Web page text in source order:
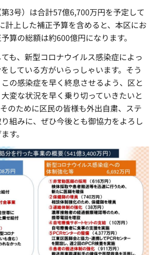
3号）は合計57億6,700万円を予定して
計上した補正予算を含めると、本区にお
算の総額は約600億円になります。
も、新型コロナウイルス感染症によっ
している方がいらっしゃいます。そう
の感染症を早く終息させるよう、区と
変な状況を早く乗り切っていきたいと
のために区民の皆様も外出自粛、ステ
組みに、ぜひ今後とも御協力をよろし
す。